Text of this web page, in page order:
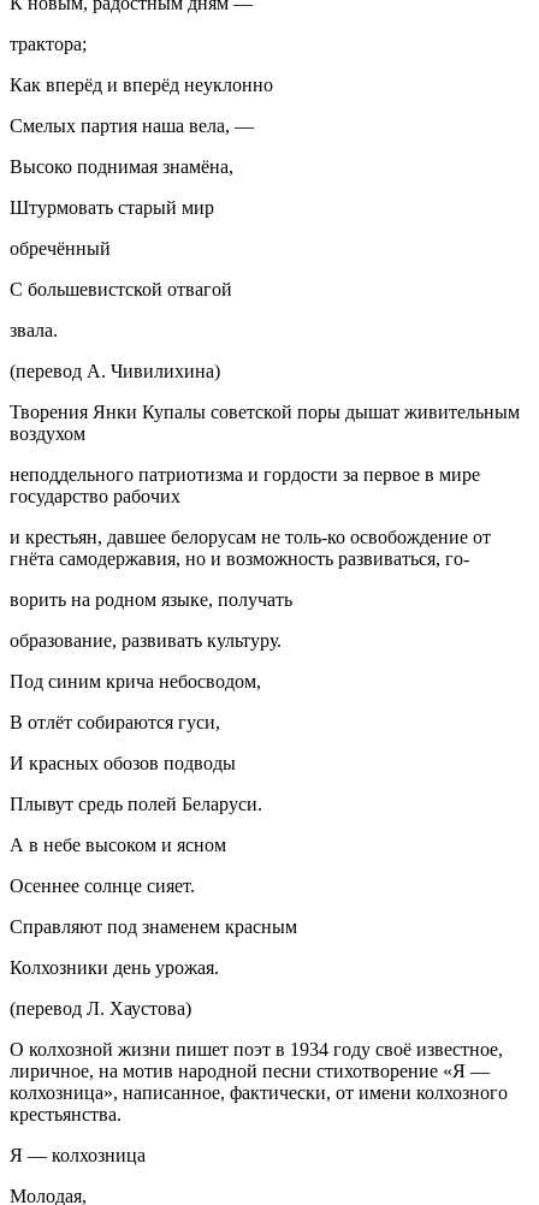
трактора;
Как вперёд и вперёд неуклонно
Смелых партия наша вела, —
Высоко поднимая знамёна,
Штурмовать старый мир
обречённый
С большевистской отвагой
звала.
(перевод А. Чивилихина)
Творения Янки Купалы советской поры дышат живительным
воздухом
неподдельного патриотизма и гордости за первое в мире
государство рабочих
и крестьян, давшее белорусам не толь-ко освобождение от
гнёта самодержавия, но и возможность развиваться, го-
ворить на родном языке, получать
образование, развивать культуру.
Под синим крича небосводом,
В отлёт собираются гуси,
И красных обозов подводы
Плывут средь полей Беларуси.
А в небе высоком и ясном
Осеннее солнце сияет.
Справляют под знаменем красным
Колхозники день урожая.
(перевод Л. Хаустова)
О колхозной жизни пишет поэт в 1934 году своё известное,
лиричное, на мотив народной песни стихотворение «Я —
колхозница», написанное, фактически, от имени колхозного
крестьянства.
Я — колхозница
Молодая,